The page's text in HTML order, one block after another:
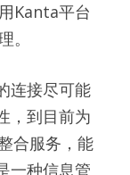
Kanta平台
。
连接尽可能
，到目前为
合服务，能
一种信息管